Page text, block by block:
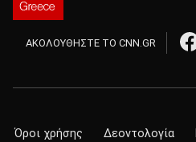
ΑΚΟΛΟΥΘΗΣΤΕ ΤΟ CNN.GR
Όροι χρήσης Δεοντολογία